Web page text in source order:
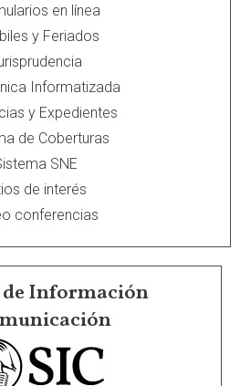
en línea
y Feriados
Informatizada
y Expedientes
de Coberturas
SNE
de interés
conferencias
Información